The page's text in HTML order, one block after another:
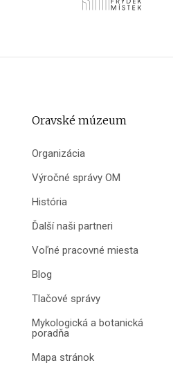
Oravské múzeum
Organizácia
Výročné správy OM
História
Ďalší naši partneri
Voľné pracovné miesta
Blog
Tlačové správy
Mykologická a botanická
poradňa
Mapa stránok